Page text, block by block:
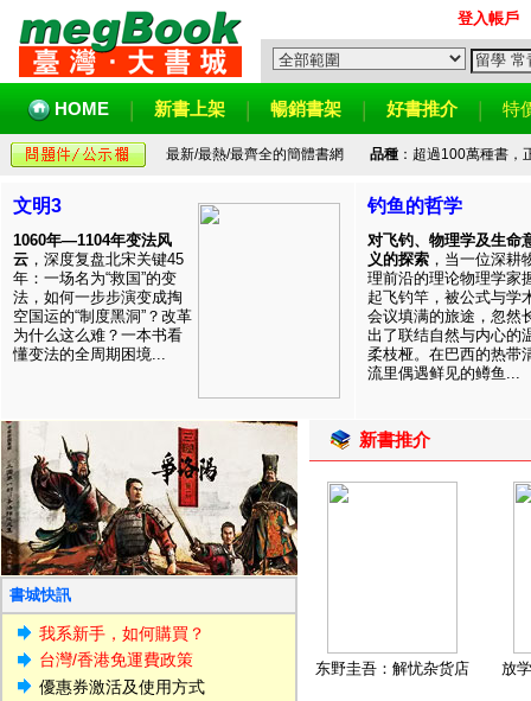
登入帳戶
HOME 新書上架 暢銷書架 好書推介 特
最新/最熱/最齊全的簡體書網 品種：超過100萬種書，
文明3
1060年—1104年变法风
云 ，深度复盘北宋关键45
年：一场名为“救国”的变
法，如何一步步演变成掏
空国运的“制度黑洞”？改革
为什么这么难？一本书看
懂变法的全周期困境...
钓鱼的哲学
对飞钓、物理学及生命
义的探索 ，当一位深耕
理前沿的理论物理学家
起飞钓竿，被公式与学
会议填满的旅途，忽然
出了联结自然与内心的
柔枝桠。在巴西的热带
流里偶遇鲜见的鳟鱼...
書城快訊
我系新手，如何購買？
台灣/香港免運費政策
優惠券激活及使用方式
新書推介
东野圭吾：解忧杂货店 放